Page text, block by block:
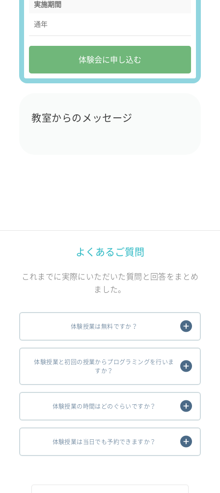
実施期間
通年
体験会に申し込む
教室からのメッセージ
よくあるご質問
これまでに実際にいただいた質問と回答をまとめ
ました。
体験授業は無料ですか？
体験授業と初回の授業からプログラミングを行いま
すか？
体験授業の時間はどのぐらいですか？
体験授業は当日でも予約できますか？